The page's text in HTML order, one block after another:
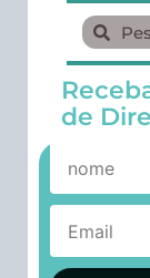
de